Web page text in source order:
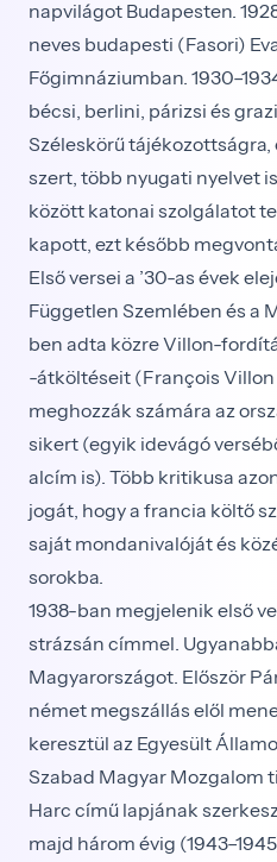
napvilágot Budapesten.
neves budapesti (Fasori)
Főgimnáziumban.
bécsi, berlini, párizsi és
Széleskörű
szert, több nyugati nyelvet
között katonai szolgálatot
kapott, ezt később
Első versei a ’30-as évek
Független Szemlében és a
ben adta közre Villon-
-átköltéseit (François
meghozzák számára az
sikert (egyik idevágó
alcím is). Több kritikusa
jogát, hogy a francia költő
saját mondanivalóját és
sorokba.
1938-ban megjelenik első
strázsán címmel.
Magyarországot. Először
német megszállás elől
keresztül az Egyesült
Szabad Magyar Mozgalom
Harc című lapjának
majd három évig